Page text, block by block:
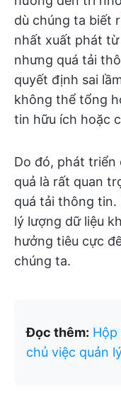
dù chúng ta biết
nhất xuất phát từ
nhưng quá tải
quyết định sai
không thể tổng
tin hữu ích hoặc
Do đó, phát triển
quả là rất quan
quá tải thông tin.
lý lượng dữ liệu
hưởng tiêu cực
chúng ta.
Đọc thêm:
chủ việc quản